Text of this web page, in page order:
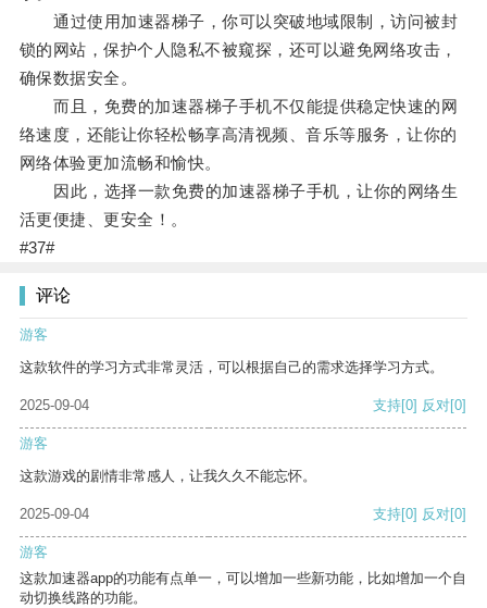
通过使用加速器梯子，你可以突破地域限制，访问被封
锁的网站，保护个人隐私不被窥探，还可以避免网络攻击，
确保数据安全。
而且，免费的加速器梯子手机不仅能提供稳定快速的网
络速度，还能让你轻松畅享高清视频、音乐等服务，让你的
网络体验更加流畅和愉快。
因此，选择一款免费的加速器梯子手机，让你的网络生
活更便捷、更安全！。
#37#
评论
游客
这款软件的学习方式非常灵活，可以根据自己的需求选择学习方式。
2025-09-04 支持[0] 反对[0]
游客
这款游戏的剧情非常感人，让我久久不能忘怀。
2025-09-04 支持[0] 反对[0]
游客
这款加速器app的功能有点单一，可以增加一些新功能，比如增加一个自
动切换线路的功能。